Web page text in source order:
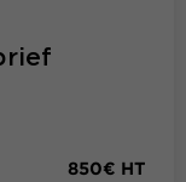
850€ HT